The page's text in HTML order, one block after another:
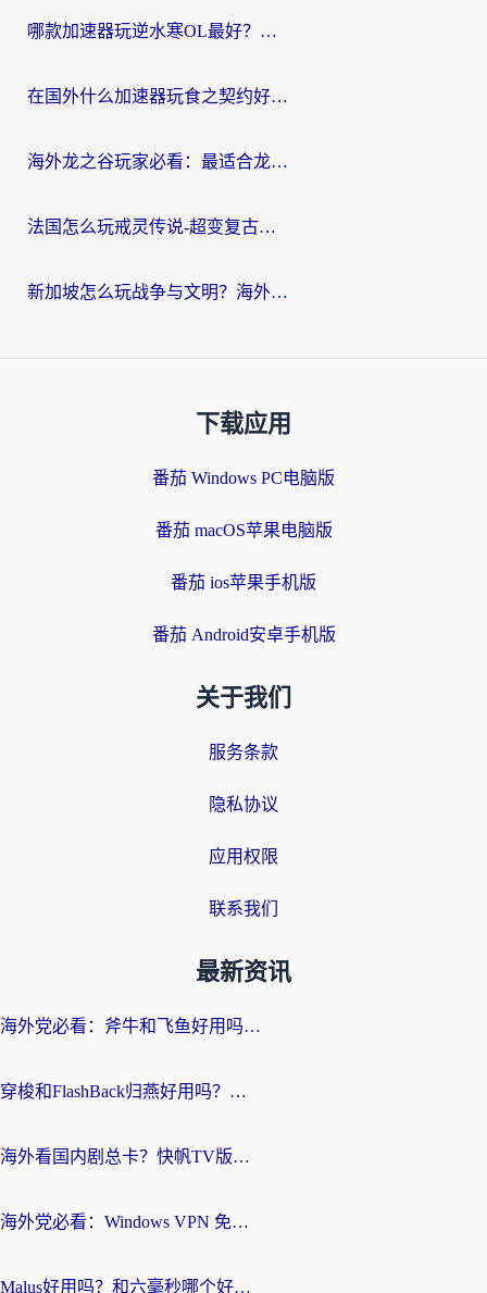
哪款加速器玩逆水寒OL最好？海外党实测后的终极选择指南
在国外什么加速器玩食之契约好用？海外党亲测有效的国服游戏加速指南
海外龙之谷玩家必看：最适合龙之谷的加速器，解决延迟卡顿还能畅玩幻书启示录和梦幻西游？
法国怎么玩戒灵传说-超变复古传奇？海外玩家国服游戏加速终极指南
新加坡怎么玩战争与文明？海外党国服游戏加速器终极避坑指南
下载应用
番茄 Windows PC电脑版
番茄 macOS苹果电脑版
番茄 ios苹果手机版
番茄 Android安卓手机版
关于我们
服务条款
隐私协议
应用权限
联系我们
最新资讯
海外党必看：斧牛和飞鱼好用吗？3步选对回国加速器，无缝刷剧玩国服
穿梭和FlashBack归燕好用吗？海外党亲测3款热门回国加速器，教你选对不踩坑
海外看国内剧总卡？快帆TV版VPN好用吗？和快滚VPN对比哪个回国效果更好？
海外党必看：Windows VPN 免费？别踩坑！教你选对好用的国内加速器无缝回国
Malus好用吗？和六毫秒哪个好？海外党选回国加速器的避坑指南